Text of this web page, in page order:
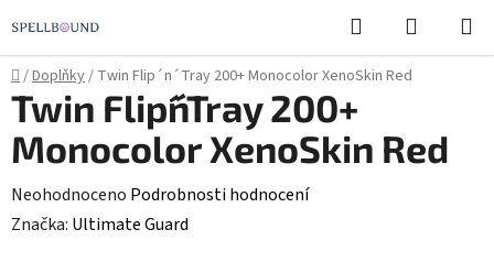
na
obsah
Hledat
KOŠÍK
Domů
/Doplňky/ Twin Flip´n´Tray 200+ Monocolor XenoSkin Red
Twin Flip´n´Tray 200+
Monocolor XenoSkin Red
Průměrné
hodnocení
Neohodnoceno Podrobnosti hodnocení
Značka: Ultimate Guard